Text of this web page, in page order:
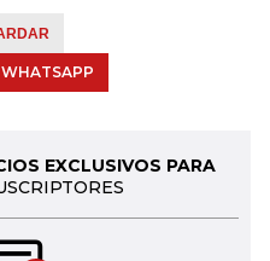
EXCLUSIVOS PARA